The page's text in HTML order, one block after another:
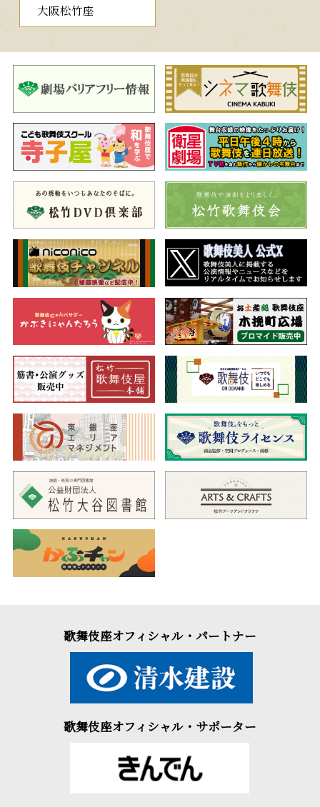
として持ち帰るのでした。
すし屋を営む弥左衛門は平重盛への旧恩から、その子息の維盛
を使用人の弥助として匿っています。弥助に恋していたこの家の
娘のお里は、ある晩、一夜の宿を借りようと訪ねてきた親子が維
盛の御台若葉の内侍と、一子六代である真実を知り、三人を逃が
します。
一方、権太は父の思いを裏切り、維盛詮議に来た梶原景時に、
維盛の首と縄にかけた内侍親子を突き出します。怒った弥左衛門
が思わず権太を刺しますが、実は維盛の首は小金吾の首、内侍親
子は権太の妻子と告白。親と古主のために権太が打った大芝居だ
ったのでした。
川連法眼館・蔵王堂
義経は川連法眼の館に匿われています。そこへ忠信の入来が告
げられ、義経の前へとやって来ます。すると再び入来が告げら
れ、静御前と忠信だといいます。道中にて"初音の鼓"を打つと現わ
れた忠信を不審に思い、供の忠信を静御前が詮議します。やがて
鼓を打つと忠信が姿を現し、静御前は隙をついて斬りかかれば、
忠信は突然うち萎れた様子となります。実は伏見から静御前を守
護してきたのは初音の鼓に用いられた狐の子でした。親狐を慕う
心情に感じ入った義経は狐に鼓を与えることとします。
吉野の山は、今が桜のまっさかり。忠信は蔵王堂にて兄の敵教
経と対峙し立ち廻りとなります。しかし教経も返り討ちとばかり
討ち返しますが、忠信は源九郎狐の神通力にも助けられ、さらに
討ち込みます。そこへ義経が、安徳帝を伴い、静御前、弁慶、四
天王を従えて来て忠信を留めます。そして安徳帝の供で教経は小
原の里へ、義経は奥州へ、静御前は忠信を供に大和の源九郎狐の
里へと、別々の道を歩んで行くのでした。
大阪松竹座
歌舞伎座オフィシャル・パートナー
歌舞伎座オフィシャル・サポーター